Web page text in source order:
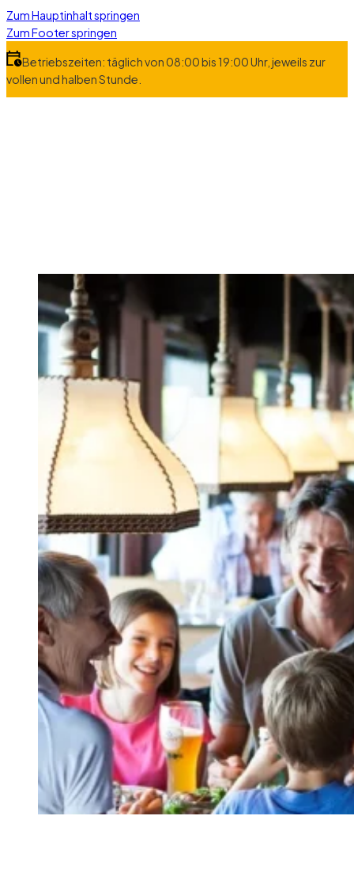
Zum Hauptinhalt springen
Zum Footer springen
Betriebszeiten: täglich von 08:00 bis 19:00 Uhr, jeweils zur
vollen und halben Stunde.